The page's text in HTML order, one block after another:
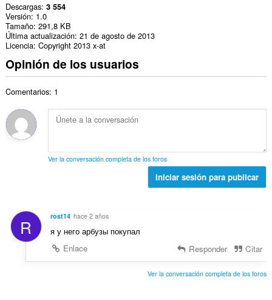
Descargas 3 554
Versión 1.0
Tamaño 291,8 KB
Última actualización 21 de agosto de 2013
Licencia Copyright 2013 x-at
Opinión de los usuarios
Comentarios: 1
Ver la conversación completa de los foros
Iniciar sesión para publicar
R rost14 hace 2 años
я у него арбузы покупал
Enlace
Responder Citar
Ver la conversación completa de los foros